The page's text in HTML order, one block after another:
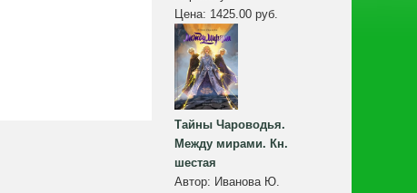
Цена: 1425.00 руб.
Тайны Чароводья.
Между мирами. Кн.
шестая
Автор: Иванова Ю.